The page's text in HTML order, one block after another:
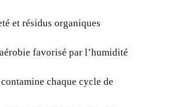
et résidus organiques
favorisé par l’humidité
chaque cycle de